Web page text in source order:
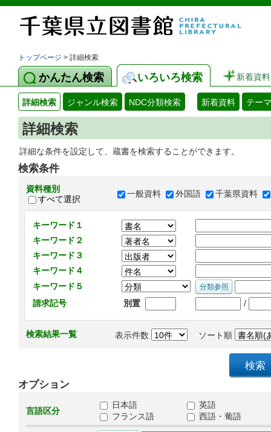
トップページ > 詳細検索
かんたん検索 いろいろ検索 新着資料
詳細検索 ジャンル検索 NDC分類検索 新着資料 テー
詳細検索
詳細な条件を設定して、蔵書を検索することができます。
検索条件
資料種別
すべて選択
一般資料 外国語 千葉県資料
キーワード１
キーワード２
キーワード３
キーワード４
キーワード５
請求記号
別置 /
検索結果一覧 表示件数 ソート順
オプション
言語区分
日本語
英語
フランス語
西語・葡語